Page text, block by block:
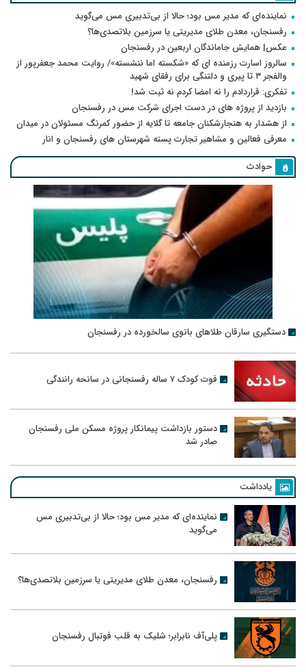
نماینده‌ای که مدیر مس بود؛ حالا از بی‌تدبیری مس می‌گوید
رفسنجان، معدن طلای مدیریتی یا سرزمین بلاتصدی‌ها؟
عکس| همایش جاماندگان اربعین در رفسنجان
سالروز اسارت رزمنده ای که «شکسته اما ننشسته»/ روایت محمد جعفرپور از
والفجر ۳ تا پیری و دلتنگی برای رفقای شهید
تفکری: قراردادم را نه امضا کردم نه ثبت شد!
بازدید از پروژه های در دست اجرای شرکت مس در رفسنجان
از هشدار به هنجارشکنان جامعه تا گلایه از حضور کمرنگ مسئولان در میدان
معرفی فعالین و مشاهیر تجارت پسته شهرستان های رفسنجان و انار
حوادث
دستگیری سارقان طلاهای بانوی سالخورده در رفسنجان
فوت کودک ۷ ساله رفسنجانی در سانحه رانندگی
دستور بازداشت پیمانکار پروژه مسکن ملی رفسنجان
صادر شد
یادداشت
نماینده‌ای که مدیر مس بود؛ حالا از بی‌تدبیری مس
می‌گوید
رفسنجان، معدن طلای مدیریتی یا سرزمین بلاتصدی‌ها؟
پلی‌آف نابرابر؛ شلیک به قلب فوتبال رفسنجان